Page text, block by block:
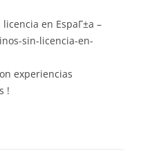
en EspaГ±a –
sin-licencia-en-
experiencias
!